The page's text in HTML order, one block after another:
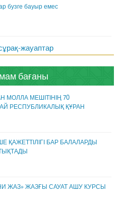
бузге бауыр емес
жауаптар
бағаны
МОЛЛА МЕШІТІНІҢ 70
РЕСПУБЛИКАЛЫҚ ҚҰРАН
ҚАЖЕТТІЛІГІ БАР БАЛАЛАРДЫ
ЖАЗ» ЖАЗҒЫ САУАТ АШУ КУРСЫ